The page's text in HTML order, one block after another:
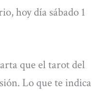
hoy día sábado 1
que el tarot del
Lo que te indica